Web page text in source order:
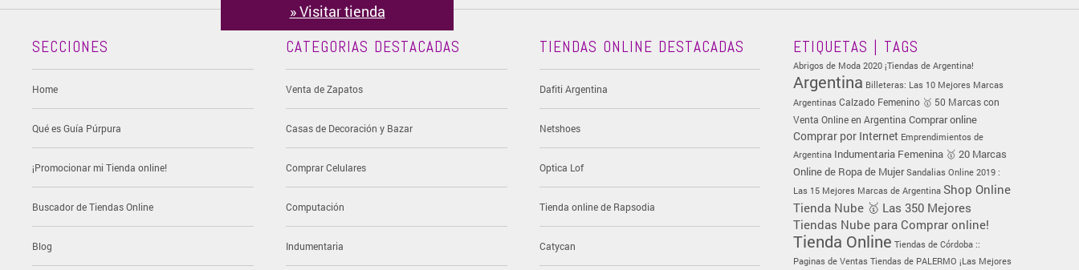
» Visitar tienda
SECCIONES
Home
Qué es Guía Púrpura
¡Promocionar mi Tienda online!
Buscador de Tiendas Online
Blog
CATEGORIAS DESTACADAS
Venta de Zapatos
Casas de Decoración y Bazar
Comprar Celulares
Computación
Indumentaria
TIENDAS ONLINE DESTACADAS
Dafiti Argentina
Netshoes
Optica Lof
Tienda online de Rapsodia
Catycan
ETIQUETAS | TAGS
Abrigos de Moda 2020 ¡Tiendas de Argentina!
Argentina Billeteras: Las 10 Mejores Marcas
Argentinas Calzado Femenino 🥇 50 Marcas con
Venta Online en Argentina Comprar online
Comprar por Internet Emprendimientos de
Argentina Indumentaria Femenina 🥇 20 Marcas
Online de Ropa de Mujer Sandalias Online 2019 :
Las 15 Mejores Marcas de Argentina Shop Online
Tienda Nube 🥇 Las 350 Mejores
Tiendas Nube para Comprar online!
Tienda Online Tiendas de Córdoba ::
Paginas de Ventas Tiendas de PALERMO ¡Las Mejores